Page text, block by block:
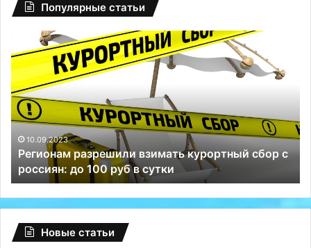
Популярные статьи
Регионам
разрешили
взимать
курортный
сбор
россиян:
до
100
руб
в
сутки
10.09.2023
Регионам разрешили взимать курортный сбор с
россиян: до 100 руб в сутки
и
Новые статьи